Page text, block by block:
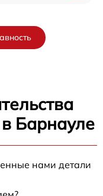
Барнауле
нами детали